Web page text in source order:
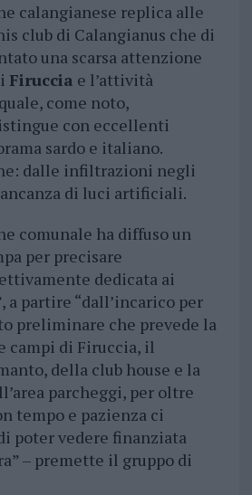
calangianese replica alle
club di Calangianus che di
una scarsa attenzione
Firuccia e l’attività
come noto,
con eccellenti
sardo e italiano.
dalle infiltrazioni negli
di luci artificiali.
comunale ha diffuso un
per precisare
dedicata ai
a partire “dall’incarico per
preliminare che prevede la
campi di Firuccia, il
della club house e la
parcheggi, per oltre
tempo e pazienza ci
poter vedere finanziata
– premette il gruppo di